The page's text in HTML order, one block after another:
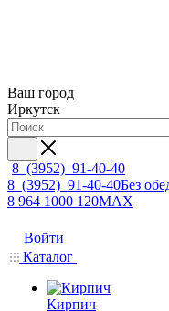
Ваш город
Иркутск
8 (3952) 91-40-40
8 (3952) 91-40-40Без
8 964 1000 120MAX
Войти
Каталог
Кирпич